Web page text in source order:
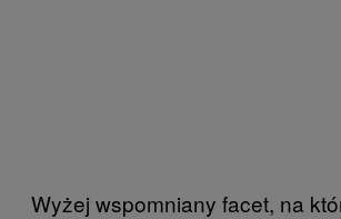
Wyżej wspomniany facet, na